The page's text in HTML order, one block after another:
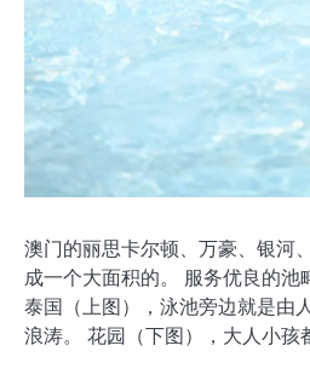
澳门的丽思卡尔顿、万豪、银河
成一个大面积的。 服务优良的
泰国（上图），泳池旁边就是由
浪涛。 花园（下图），大人小孩